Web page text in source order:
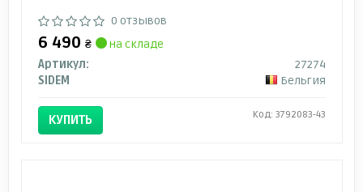
0 отзывов
6 490 ₴
на складе
Артикул:
27274
SIDEM
Бельгия
КУПИТЬ Код: 3792083-43